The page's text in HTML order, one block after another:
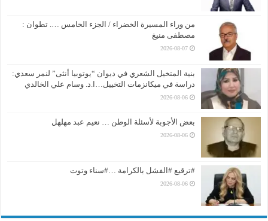
من وراء المسيرة الخضراء / الجزء الخامس …. تطوان :
مصطفى منيغ
2026-08-07
بنية المتخيل الشعري في ديوان “يوتوبيا أنثى” لنمر سعدي:
دراسة في ميكانزمات التخييل…ا.د. وسام علي الخالدي
2026-08-06
بعض الأجوبة لأسئلة الوطن … نعيم عبد مهلهل
2026-08-06
#ترقيع #الفشل بالكرامة …#سناء وتوت
2026-08-06